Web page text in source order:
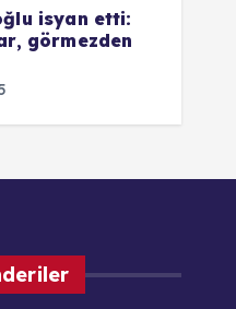
isyan etti:
görmezden